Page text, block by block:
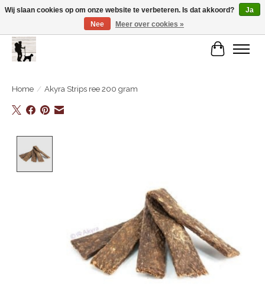
De Link..... Alles op maat voor je beste kameraard!
Home / Akyra Strips ree 200 gram
Wij slaan cookies op om onze website te verbeteren. Is dat akkoord?
Ja
Nee
Meer over cookies »